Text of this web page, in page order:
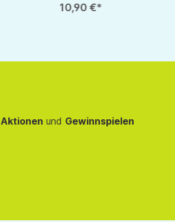
10,90 €*
Aktionen und Gewinnspielen